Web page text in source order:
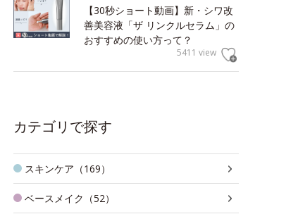
【30秒ショート動画】新・シワ改
善美容液「ザ リンクルセラム」の
おすすめの使い方って？
5411 view
カテゴリで探す
スキンケア（169）
ベースメイク（52）